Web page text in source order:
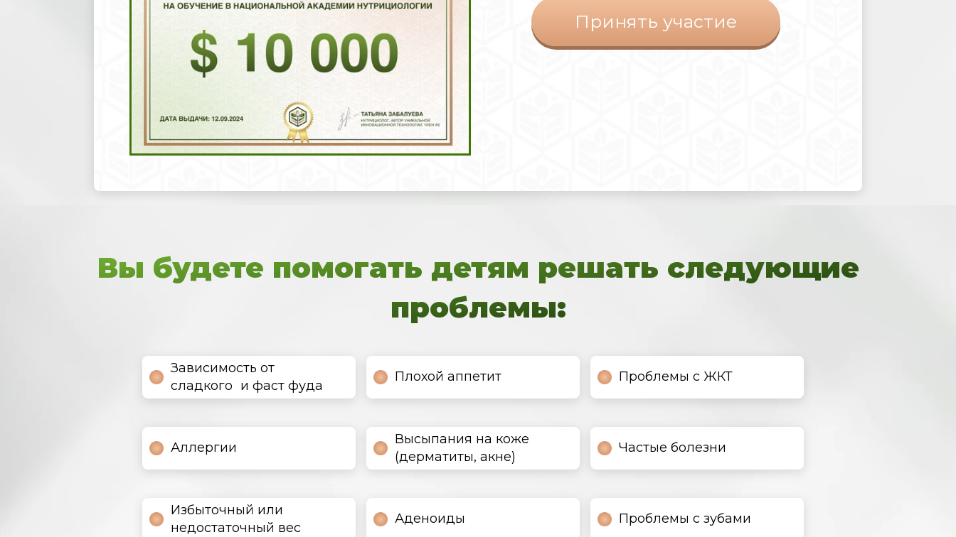
Принять участие
Вы будете помогать детям решать следующие
проблемы:
Зависимость от
сладкого и фаст фуда
Плохой аппетит Проблемы с ЖКТ
Аллергии
Высыпания на коже
(дерматиты, акне)
Частые болезни
Избыточный или
недостаточный вес
Аденоиды Проблемы с зубами